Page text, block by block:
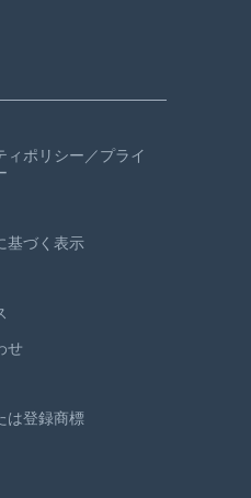
ィポリシー／プライ
基づく表示
せ
は登録商標